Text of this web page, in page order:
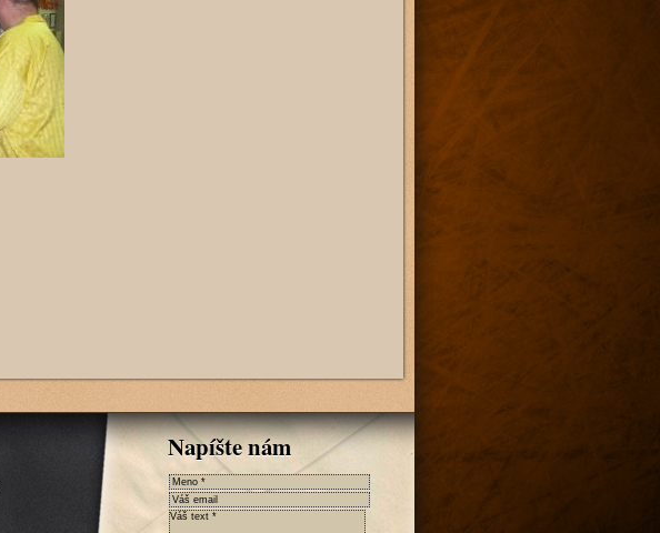
Napíšte nám